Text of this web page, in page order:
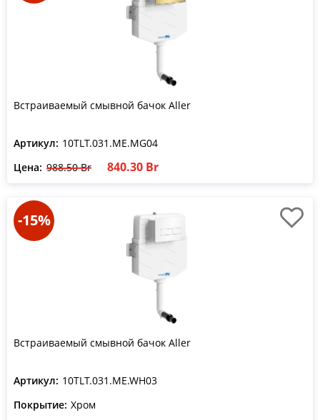
Встраиваемый смывной бачок Aller
Артикул: 10TLT.031.ME.MG04
Цена: 988.50 Br 840.30 Br
-15%
Встраиваемый смывной бачок Aller
Артикул: 10TLT.031.ME.WH03
Покрытие: Хром